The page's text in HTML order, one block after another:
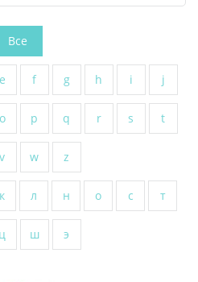
Все
e f g h i j
o p q r s t
v w z
к л н о с т
ц ш э